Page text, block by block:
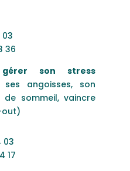
gérer son stress
ses angoisses, son
de sommeil, vaincre
out)